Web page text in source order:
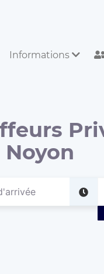
Informations
Noyon